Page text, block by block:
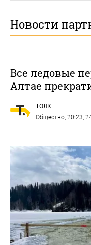
Новости
Все ледовые
Алтае
ТОЛК
Общество, 20:23,